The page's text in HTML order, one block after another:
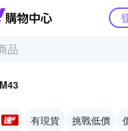
Yahoo購物中心
M43
有現貨 挑戰低價